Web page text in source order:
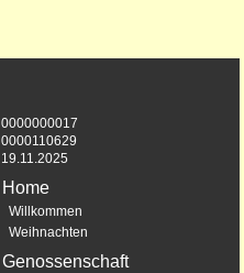
0000000017
0000110629
19.11.2025
Home
Willkommen
Weihnachten
Genossenschaft